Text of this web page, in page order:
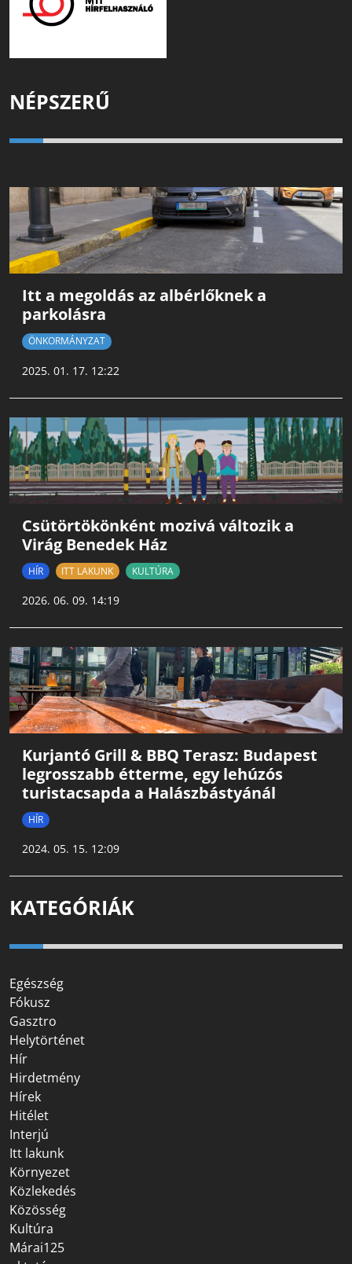
NÉPSZERŰ
Itt a megoldás az albérlőknek a
parkolásra
ÖNKORMÁNYZAT
2025. 01. 17. 12:22
Csütörtökönként mozivá változik a
Virág Benedek Ház
HÍR ITT LAKUNK KULTÚRA
2026. 06. 09. 14:19
Kurjantó Grill & BBQ Terasz: Budapest
legrosszabb étterme, egy lehúzós
turistacsapda a Halászbástyánál
HÍR
2024. 05. 15. 12:09
KATEGÓRIÁK
Egészség
Fókusz
Gasztro
Helytörténet
Hír
Hirdetmény
Hírek
Hitélet
Interjú
Itt lakunk
Környezet
Közlekedés
Közösség
Kultúra
Márai125